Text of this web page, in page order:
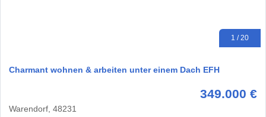
1 / 20
Charmant wohnen & arbeiten unter einem Dach EFH
349.000 €
Warendorf, 48231